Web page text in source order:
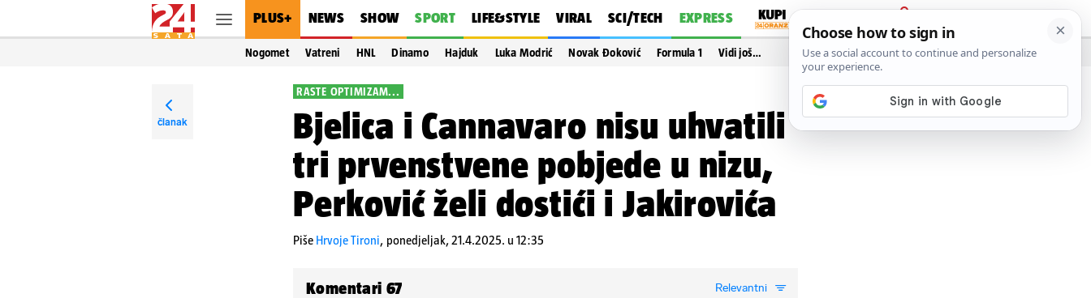
PLUS+ NEWS SHOW SPORT LIFE&STYLE VIRAL SCI/TECH EXPRESS
PRIJAVA
Nogomet Vatreni HNL Dinamo Hajduk Luka Modrić Novak Đoković Formula 1 Vidi još…
članak
RASTE OPTIMIZAM...
Bjelica i Cannavaro nisu uhvatili
tri prvenstvene pobjede u nizu,
Perković želi dostići i Jakirovića
Piše Hrvoje Tironi, ponedjeljak, 21.4.2025. u 12:35
Komentari 67 Relevantni